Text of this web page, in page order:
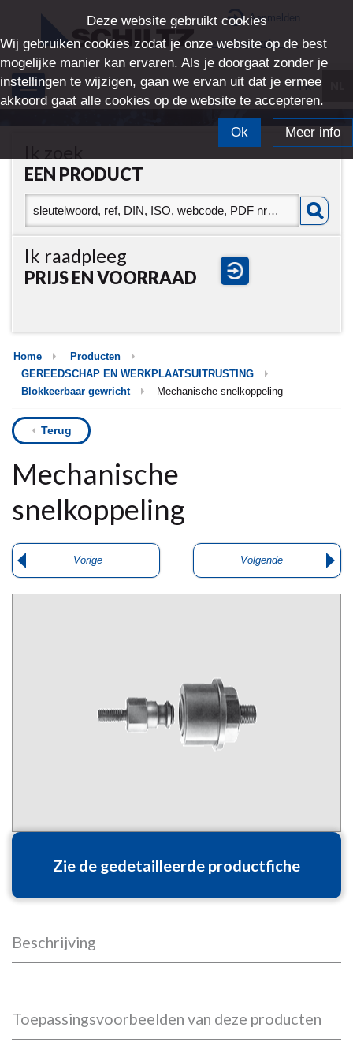
Aanmelden
>> Registratie <<
Toggle
navigation
FR
EEN PRODUCT
Ik raadpleeg
PRIJS EN VOORRAAD
Home
Producten
GEREEDSCHAP EN WERKPLAATSUITRUSTING
Blokkeerbaar gewricht
Mechanische snelkoppeling
Terug
Mechanische
snelkoppeling
Vorige Volgende
Zie de gedetailleerde productfiche
Beschrijving
Toepassingsvoorbeelden van deze producten
Deze website gebruikt cookies
Wij gebruiken cookies zodat je onze website op de best
mogelijke manier kan ervaren. Als je doorgaat zonder je
instellingen te wijzigen, gaan we ervan uit dat je ermee
akkoord gaat alle cookies op de website te accepteren.
Ok Meer info